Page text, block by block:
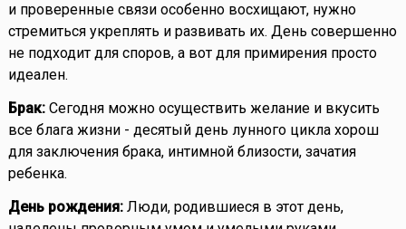
и проверенные связи особенно восхищают, нужно
стремиться укреплять и развивать их. День совершенно
не подходит для споров, а вот для примирения просто
идеален.
Брак: Сегодня можно осуществить желание и вкусить
все блага жизни - десятый день лунного цикла хорош
для заключения брака, интимной близости, зачатия
ребенка.
День рождения: Люди, родившиеся в этот день,